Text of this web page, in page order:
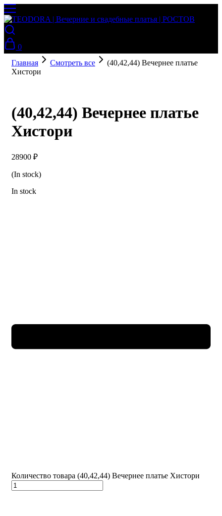
0
Главная
Смотреть все
(40,42,44) Вечернее платье
Хистори
(40,42,44) Вечернее платье
Хистори
28900 ₽
(In stock)
In stock
Количество товара (40,42,44) Вечернее платье Хистори